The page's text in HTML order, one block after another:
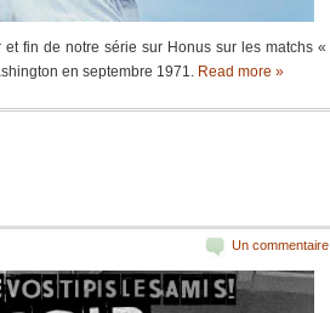
et fin de notre série sur Honus sur les matchs «
en septembre 1971. Read more »
Un commentaire